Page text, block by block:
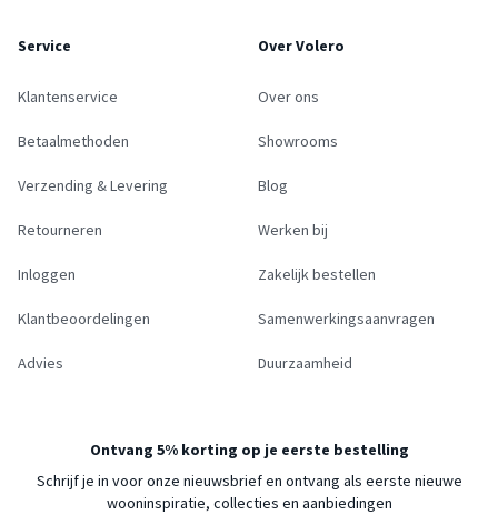
Service
Klantenservice
Betaalmethoden
Verzending & Levering
Retourneren
Inloggen
Klantbeoordelingen
Advies
Over Volero
Over ons
Showrooms
Blog
Werken bij
Zakelijk bestellen
Samenwerkingsaanvragen
Duurzaamheid
Ontvang 5% korting op je eerste bestelling
Schrijf je in voor onze nieuwsbrief en ontvang als eerste nieuwe
wooninspiratie, collecties en aanbiedingen